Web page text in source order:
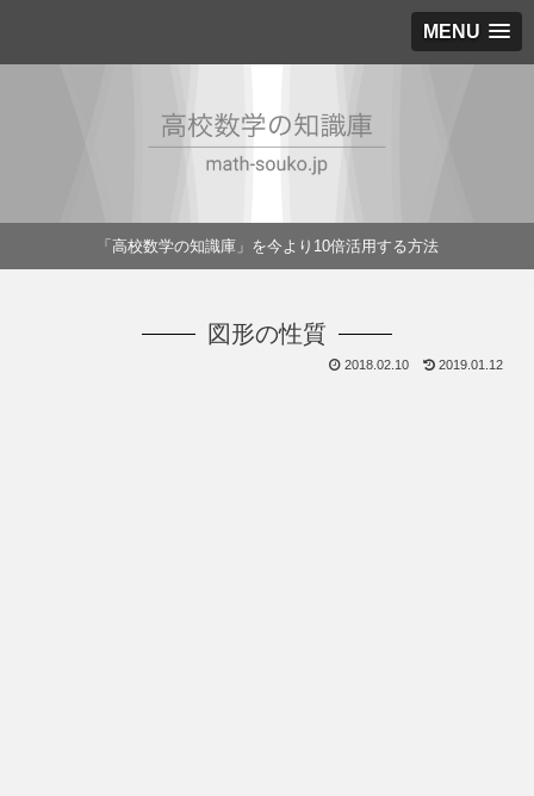
MENU
「高校数学の知識庫」を今より10倍活用する方法
図形の性質
2018.02.10 2019.01.12